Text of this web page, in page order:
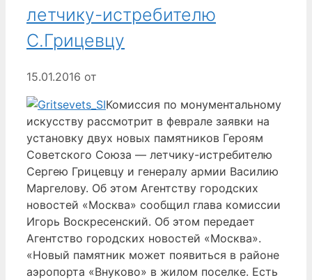
летчику-истребителю
С.Грицевцу
15.01.2016 от
Комиссия по монументальному
искусству рассмотрит в феврале заявки на
установку двух новых памятников Героям
Советского Союза — летчику-истребителю
Сергею Грицевцу и генералу армии Василию
Маргелову. Об этом Агентству городских
новостей «Москва» сообщил глава комиссии
Игорь Воскресенский. Об этом передает
Агентство городских новостей «Москва».
«Новый памятник может появиться в районе
аэропорта «Внуково» в жилом поселке. Есть